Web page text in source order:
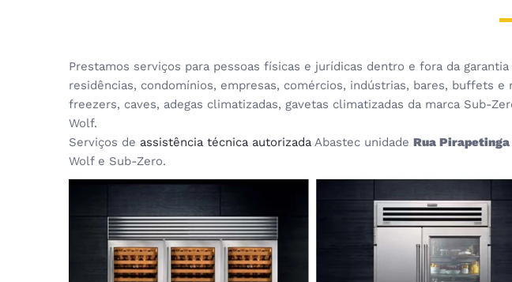
Prestamos serviços para pessoas físicas e jurídicas dentro e fora da garantia
residências, condomínios, empresas, comércios, indústrias, bares, buffets
freezers, caves, adegas climatizadas, gavetas climatizadas da marca Sub-
Wolf.
Serviços de assistência técnica autorizada Abastec unidade Rua Pirapetinga
Wolf e Sub-Zero.